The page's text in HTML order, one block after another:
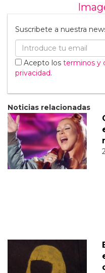
Suscribete a nuestra
Acepto los terminos y
privacidad.
Noticias relacionadas